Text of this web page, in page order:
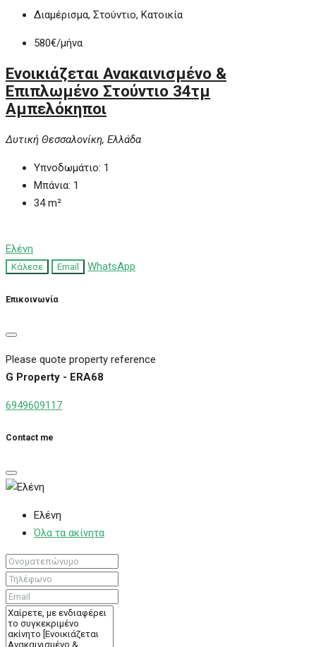
Διαμέρισμα, Στούντιο, Κατοικία
580€/μήνα
Ενοικιάζεται Ανακαινισμένο &
Επιπλωμένο Στούντιο 34τμ
Αμπελόκηποι
Δυτική Θεσσαλονίκη, Ελλάδα
Υπνοδωμάτιο: 1
Μπάνια: 1
34 m²
Ελένη
Κάλεσε Email WhatsApp
Επικοινωνία
Please quote property reference
G Property - ERA68
6949609117
Contact me
Ελένη
Όλα τα ακίνητα